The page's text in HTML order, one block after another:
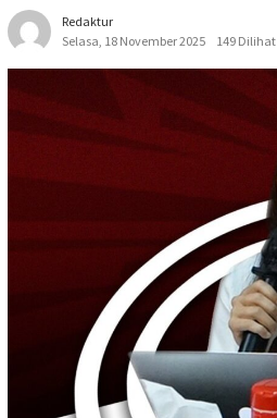
Redaktur
Selasa, 18 November 2025
149 Dilihat